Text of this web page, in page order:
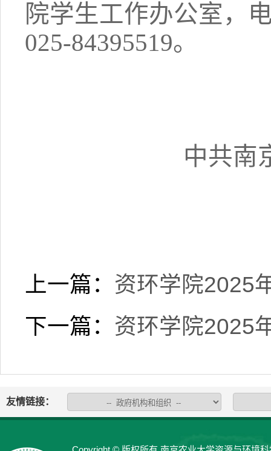
院学生工作办公室，
025-84395519。
中共南
上一篇： 资环学院2025
下一篇： 资环学院2025
友情链接：